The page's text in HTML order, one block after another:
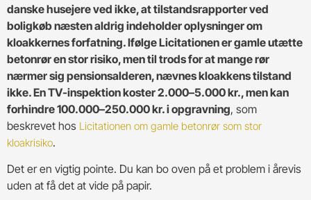
danske husejere ved ikke, at tilstandsrapporter ved
boligkøb næsten aldrig indeholder oplysninger om
kloakkernes forfatning. Ifølge Licitationen er gamle utætte
betonrør en stor risiko, men til trods for at mange rør
nærmer sig pensionsalderen, nævnes kloakkens tilstand
ikke. En TV-inspektion koster 2.000–5.000 kr., men kan
forhindre 100.000–250.000 kr. i opgravning, som
beskrevet hos Licitationen om gamle betonrør som stor
kloakrisiko.
Det er en vigtig pointe. Du kan bo oven på et problem i årevis
uden at få det at vide på papir.